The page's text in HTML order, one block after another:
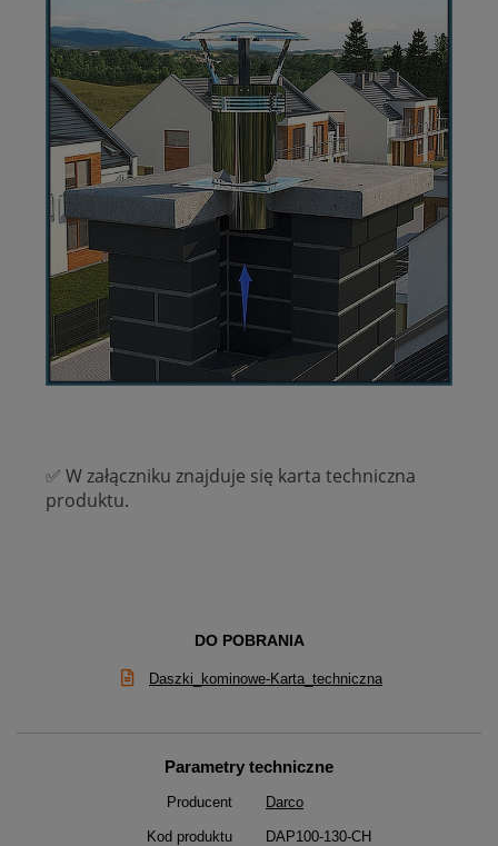
✅ W załączniku znajduje się karta techniczna
produktu.
DO POBRANIA
Daszki_kominowe-Karta_techniczna
Parametry techniczne
Producent Darco
Kod produktu DAP100-130-CH